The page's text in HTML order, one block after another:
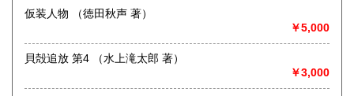
仮装人物 （徳田秋声 著）
￥5,000
貝殻追放 第4 （水上滝太郎 著）
￥3,000